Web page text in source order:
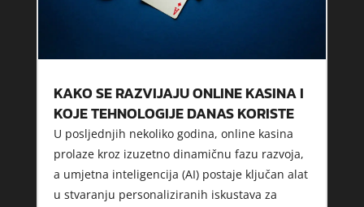
KAKO SE RAZVIJAJU ONLINE KASINA I
KOJE TEHNOLOGIJE DANAS KORISTE
U posljednjih nekoliko godina, online kasina
prolaze kroz izuzetno dinamičnu fazu razvoja,
a umjetna inteligencija (AI) postaje ključan alat
u stvaranju personaliziranih iskustava za